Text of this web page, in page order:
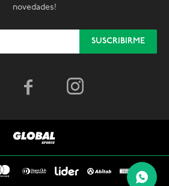
novedades!
SUSCRIBIRME
 